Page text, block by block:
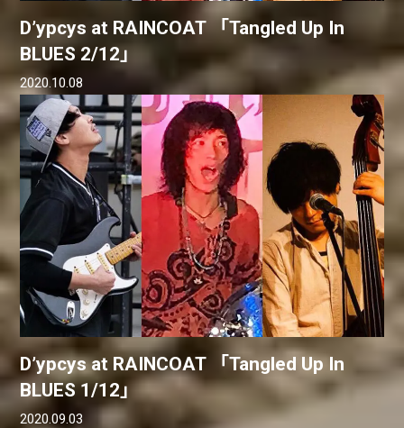
D’ypcys at RAINCOAT 「Tangled Up In
BLUES 2/12」
2020.10.08
D’ypcys at RAINCOAT 「Tangled Up In
BLUES 1/12」
2020.09.03